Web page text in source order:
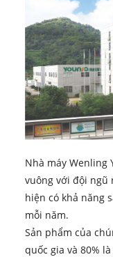
Nhà máy Wenling
vuông với đội ngũ
hiện có khả năng
mỗi năm.
Sản phẩm của
quốc gia và 80%